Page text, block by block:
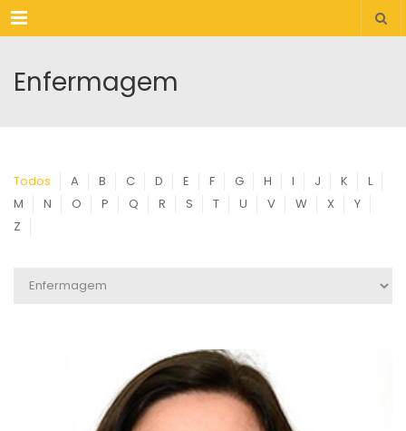
Menu
Enfermagem
Todos A B C D E F G H I J K
L
M
N O P Q R S T U V W X
Y
Z